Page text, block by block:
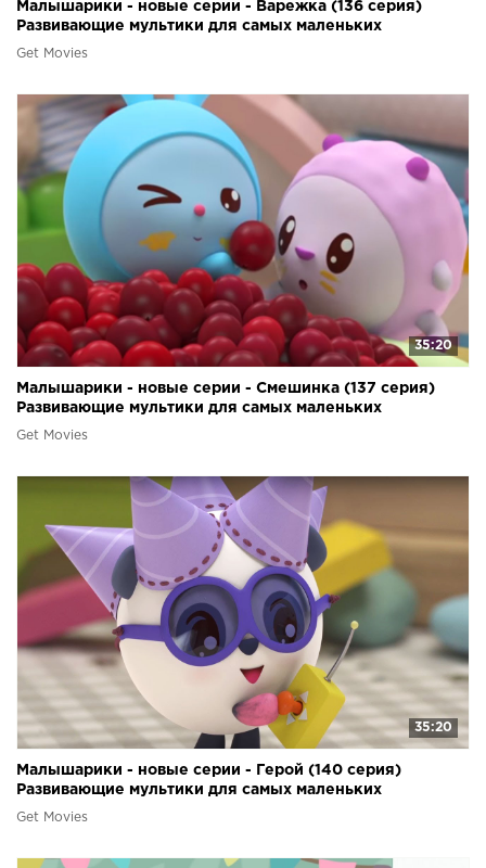
Малышарики - новые серии - Варежка (136 серия)
Развивающие мультики для самых маленьких
Get Movies
35:20
Малышарики - новые серии - Смешинка (137 серия)
Развивающие мультики для самых маленьких
Get Movies
35:20
Малышарики - новые серии - Герой (140 серия)
Развивающие мультики для самых маленьких
Get Movies